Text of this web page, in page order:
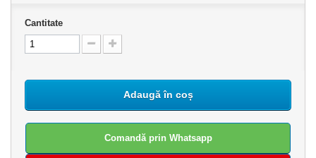
Cantitate
Adaugă în coș
Comandă prin Whatsapp